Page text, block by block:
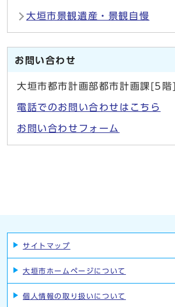
大垣市景観遺産・景観自慢
お問い合わせ
大垣市都市計画部都市計画課[5階]
電話でのお問い合わせはこちら
お問い合わせフォーム
サイトマップ
大垣市ホームページについて
個人情報の取り扱いについて